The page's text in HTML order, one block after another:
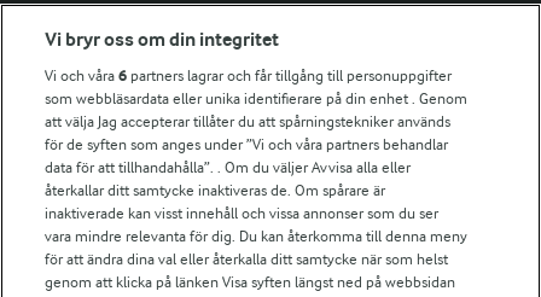
Fler Arlasajter
För ägare
Arlas kundportal
Arla.com
Falbygdens Ost
Arla webbshop
Bildbank
Vi bryr oss om din integritet
Vi och våra6 partners lagrar och får tillgång till personuppgifter
som webbläsardata eller unika identifierare på din enhet . Genom
att välja Jag accepterar tillåter du att spårningstekniker används
för de syften som anges under ”Vi och våra partners behandlar
data för att tillhandahålla”. . Om du väljer Avvisa alla eller
återkallar ditt samtycke inaktiveras de. Om spårare är
inaktiverade kan visst innehåll och vissa annonser som du ser
vara mindre relevanta för dig. Du kan återkomma till denna meny
för att ändra dina val eller återkalla ditt samtycke när som helst
genom att klicka på länken Visa syften längst ned på webbsidan